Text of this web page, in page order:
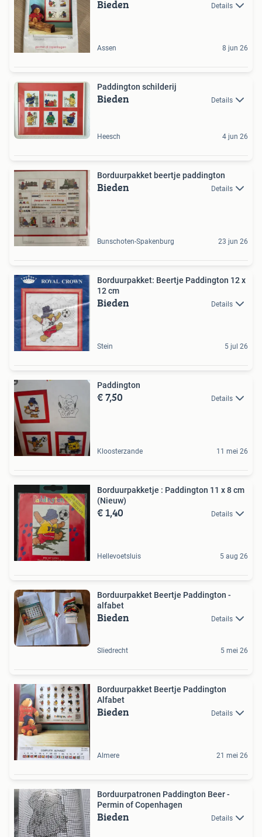
Bieden Details
Assen 8 jun 26
Paddington schilderij
Bieden Details
Heesch 4 jun 26
Borduurpakket beertje paddington
Bieden Details
Bunschoten-Spakenburg 23 jun 26
Borduurpakket: Beertje Paddington 12 x
12 cm
Bieden Details
Stein 5 jul 26
Paddington
€ 7,50 Details
Kloosterzande 11 mei 26
Borduurpakketje : Paddington 11 x 8 cm
(Nieuw)
€ 1,40 Details
Hellevoetsluis 5 aug 26
Borduurpakket Beertje Paddington -
alfabet
Bieden Details
Sliedrecht 5 mei 26
Borduurpakket Beertje Paddington
Alfabet
Bieden Details
Almere 21 mei 26
Borduurpatronen Paddington Beer -
Permin of Copenhagen
Bieden Details